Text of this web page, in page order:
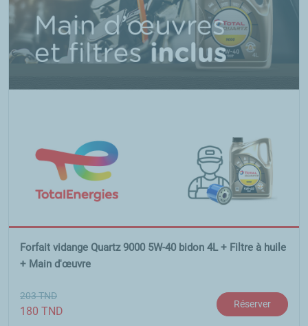
Forfait vidange Quartz 9000 5W-40 bidon 4L + Filtre à huile
+ Main d'œuvre
203TND
180 TND
Réserver